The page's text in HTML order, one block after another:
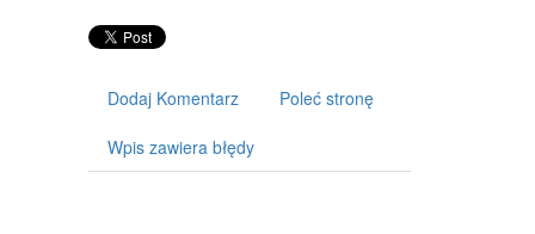
TRANSPORT
Dodaj Komentarz Poleć stronę
Wpis zawiera błędy